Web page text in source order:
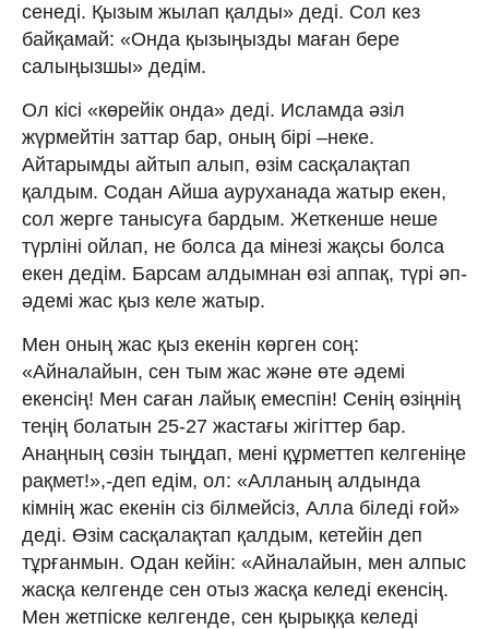
сенеді. Қызым жылап қалды» деді. Сол кез
байқамай: «Онда қызыңызды маған бере
салыңызшы» дедім.
Ол кісі «көрейік онда» деді. Исламда әзіл
жүрмейтін заттар бар, оның бірі –неке.
Айтарымды айтып алып, өзім сасқалақтап
қалдым. Содан Айша ауруханада жатыр екен,
сол жерге танысуға бардым. Жеткенше неше
түрліні ойлап, не болса да мінезі жақсы болса
екен дедім. Барсам алдымнан өзі аппақ, түрі әп-
әдемі жас қыз келе жатыр.
Мен оның жас қыз екенін көрген соң:
«Айналайын, сен тым жас және өте әдемі
екенсің! Мен саған лайық емеспін! Сенің өзіңнің
теңің болатын 25-27 жастағы жігіттер бар.
Анаңның сөзін тыңдап, мені құрметтеп келгеніңе
рақмет!»,-деп едім, ол: «Алланың алдында
кімнің жас екенін сіз білмейсіз, Алла біледі ғой»
деді. Өзім сасқалақтап қалдым, кетейін деп
тұрғанмын. Одан кейін: «Айналайын, мен алпыс
жасқа келгенде сен отыз жасқа келеді екенсің.
Мен жетпіске келгенде, сен қырыққа келеді